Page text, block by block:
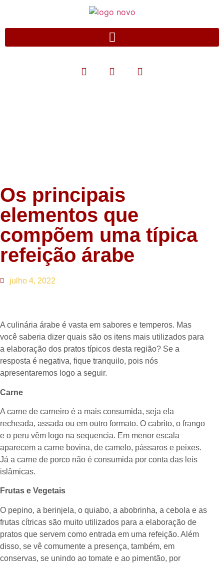
Os principais
elementos que
compõem uma típica
refeição árabe
julho 4, 2022
A culinária árabe é vasta em sabores e temperos. Mas
você saberia dizer quais são os itens mais utilizados para
a elaboração dos pratos típicos desta região? Se a
resposta é negativa, fique tranquilo, pois nós
apresentaremos logo a seguir.
Carne
A carne de carneiro é a mais consumida, seja ela
recheada, assada ou em outro formato. O cabrito, o frango
e o peru vêm logo na sequencia. Em menor escala
aparecem a carne bovina, de camelo, pássaros e peixes.
Já a carne de porco não é consumida por conta das leis
islâmicas.
Frutas e Vegetais
O pepino, a berinjela, o quiabo, a abobrinha, a cebola e as
frutas cítricas são muito utilizados para a elaboração de
pratos que servem como entrada em uma refeição. Além
disso, se vê comumente a presença, também, em
conservas, se unindo ao tomate e ao pimentão, por